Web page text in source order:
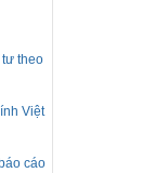
theo
Việt
cáo